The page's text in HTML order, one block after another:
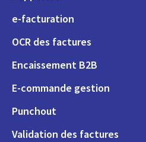
e-facturation
OCR des factures
Encaissement B2B
E-commande gestion
Punchout
Validation des factures